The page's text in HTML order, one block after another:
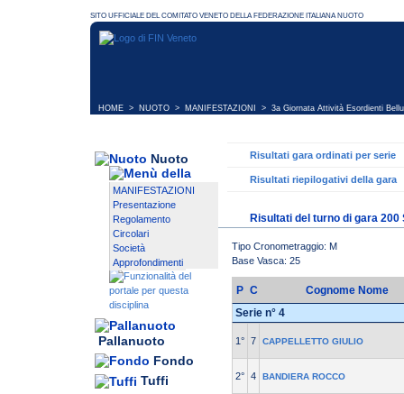
HOME > NUOTO > MANIFESTAZIONI > 3a Giornata Attività Esordienti
Nuoto
MANIFESTAZIONI
Presentazione
Regolamento
Circolari
Società
Approfondimenti
Pallanuoto
Fondo
Tuffi
Risultati gara ordinati per serie
Risultati riepilogativi della gara
Risultati del turno di gara
Tipo Cronometraggio: M
Base Vasca: 25
P C
Cognome Nome
Serie n° 4
1° 7 CAPPELLETTO GIULIO
2° 4 BANDIERA ROCCO